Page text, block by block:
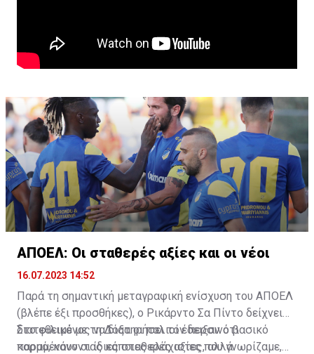
ΑΠΟΕΛ: Οι σταθερές αξίες και οι νέοι
16.07.2023 14:52
Παρά τη σημαντική μεταγραφική ενίσχυση του ΑΠΟΕΛ
(βλέπε έξι προσθήκες), ο Ρικάρντο Σα Πίντο δείχνει
διατεθειμένος να διατηρήσει τον περσινό βασικό
κορμό, κάνοντας κάποιες ελάχιστες, αλλά
Στο φιλικό με τη Δόξα οι παλιοί έδειξαν ότι
παραμένουν οι ίδιες σταθερές αξίες που γνωρίζαμε,